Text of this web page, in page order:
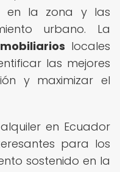
en la zona y las
urbano. La
locales
las mejores
y maximizar el
en Ecuador
para los
sostenido en la